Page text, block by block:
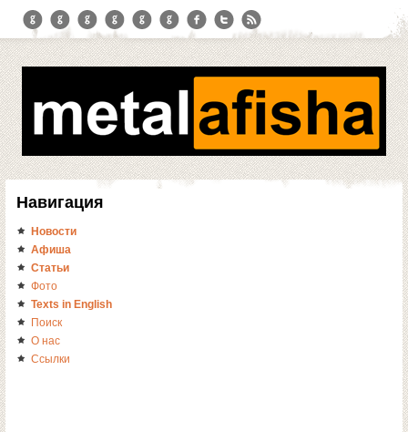
Навигация
Новости
Афиша
Статьи
Фото
Texts in English
Поиск
О нас
Ссылки